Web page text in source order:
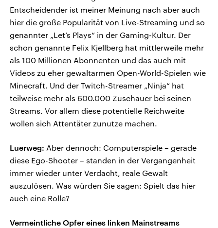
Entscheidender ist meiner Meinung nach aber auch
hier die große Popularität von Live-Streaming und so
genannter „Let’s Plays“ in der Gaming-Kultur. Der
schon genannte Felix Kjellberg hat mittlerweile mehr
als 100 Millionen Abonnenten und das auch mit
Videos zu eher gewaltarmen Open-World-Spielen wie
Minecraft. Und der Twitch-Streamer „Ninja“ hat
teilweise mehr als 600.000 Zuschauer bei seinen
Streams. Vor allem diese potentielle Reichweite
wollen sich Attentäter zunutze machen.
Luerweg: Aber dennoch: Computerspiele – gerade
diese Ego-Shooter – standen in der Vergangenheit
immer wieder unter Verdacht, reale Gewalt
auszulösen. Was würden Sie sagen: Spielt das hier
auch eine Rolle?
Vermeintliche Opfer eines linken Mainstreams